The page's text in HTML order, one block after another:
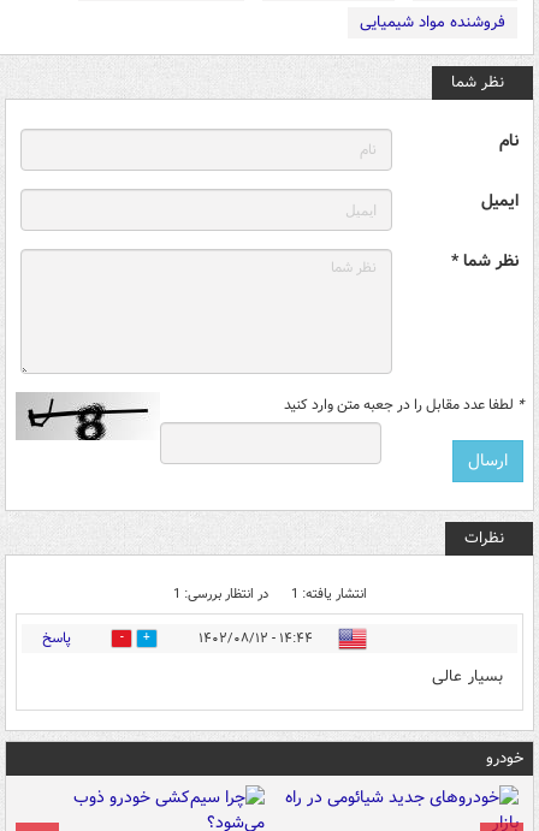
فروشنده مواد شیمیایی
نظر شما
نام
ایمیل
نظر شما *
* لطفا عدد مقابل را در جعبه متن وارد کنید
نظرات
انتشار یافته: 1 در انتظار بررسی: 1
۱۴:۴۴ - ۱۴۰۲/۰۸/۱۲ 1 پاسخ
بسیار عالی
خودرو